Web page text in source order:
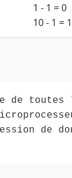
1 - 1 = 0
10 - 1 = 1
de
de